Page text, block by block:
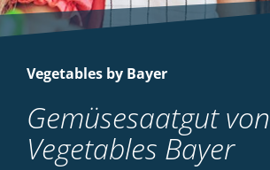
Vegetables by Bayer
Gemüsesaatgut von
Vegetables Bayer